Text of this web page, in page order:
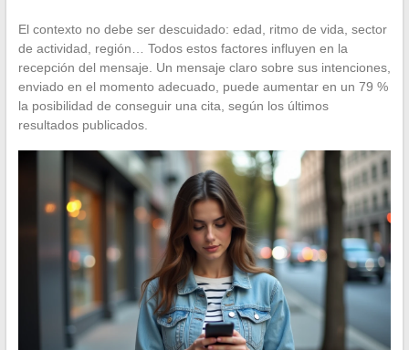
El contexto no debe ser descuidado: edad, ritmo de vida, sector
de actividad, región… Todos estos factores influyen en la
recepción del mensaje. Un mensaje claro sobre sus intenciones,
enviado en el momento adecuado, puede aumentar en un 79 %
la posibilidad de conseguir una cita, según los últimos
resultados publicados.